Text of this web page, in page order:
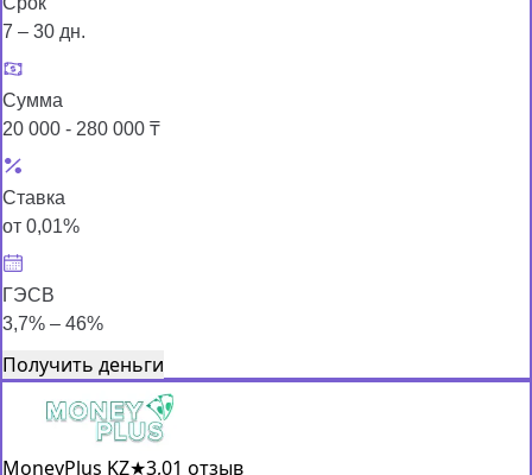
7 – 30 дн.
Сумма
20 000 - 280 000 ₸
Ставка
от 0,01%
ГЭСВ
3,7% – 46%
Получить деньги
MoneyPlus KZ★3,01 отзыв